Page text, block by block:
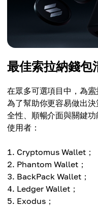
最佳索拉納錢包
在眾多可選項目中，為索
為了幫助你更容易做出
全性、順暢介面與關鍵
使用者：
Cryptomus Wallet；
Phantom Wallet；
BackPack Wallet；
Ledger Wallet；
Exodus；